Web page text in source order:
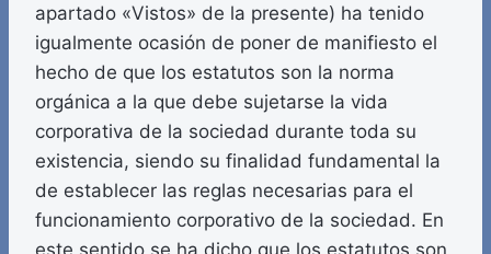
apartado «Vistos» de la presente) ha tenido
igualmente ocasión de poner de manifiesto el
hecho de que los estatutos son la norma
orgánica a la que debe sujetarse la vida
corporativa de la sociedad durante toda su
existencia, siendo su finalidad fundamental la
de establecer las reglas necesarias para el
funcionamiento corporativo de la sociedad. En